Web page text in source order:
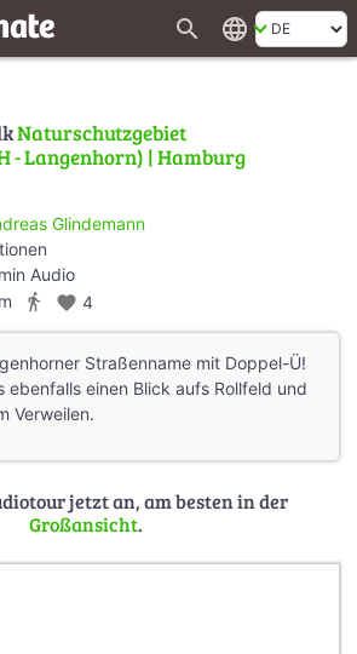
search language
Naturschutzgebiet
- Langenhorn) | Hamburg
Glindemann
Audio
directions_walk favorite 4
Straßenname mit Doppel-Ü!
ebenfalls einen Blick aufs Rollfeld und
Verweilen.
jetzt an, am besten in der
Großansicht.